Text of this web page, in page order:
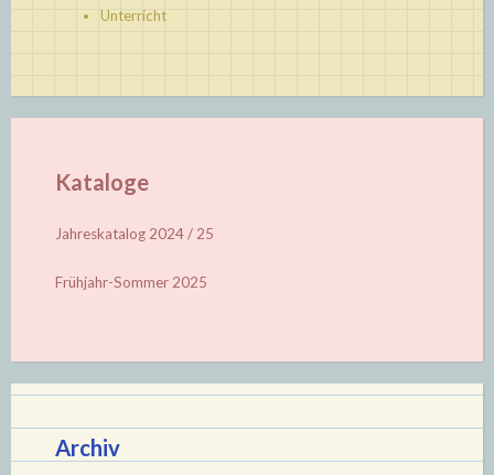
Unterricht
Kataloge
Jahreskatalog 2024 / 25
Frühjahr-Sommer 2025
Archiv